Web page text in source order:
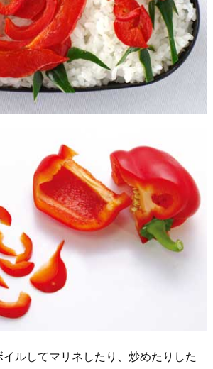
ルしてマリネしたり、炒めたりした